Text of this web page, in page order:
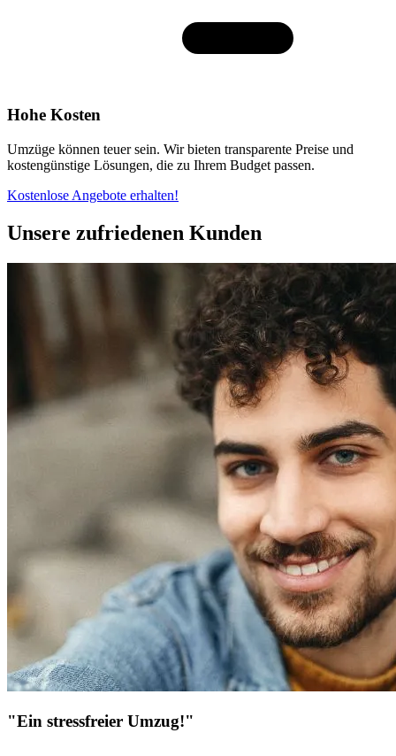
Hohe Kosten
Umzüge können teuer sein. Wir bieten transparente Preise und
kostengünstige Lösungen, die zu Ihrem Budget passen.
Kostenlose Angebote erhalten!
Unsere zufriedenen Kunden
"Ein stressfreier Umzug!"